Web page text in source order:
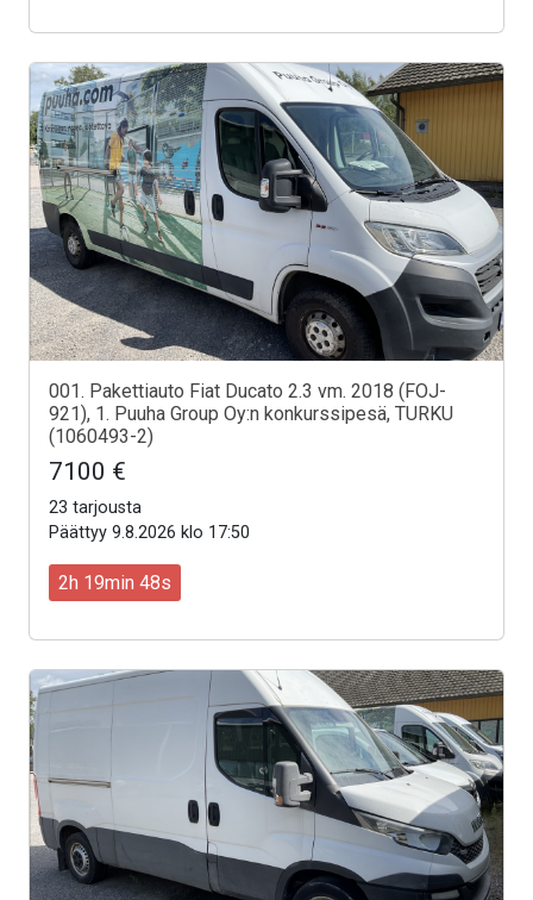
001. Pakettiauto Fiat Ducato 2.3 vm. 2018 (FOJ-
921), 1. Puuha Group Oy:n konkurssipesä, TURKU
(1060493-2)
7100 €
23 tarjousta
Päättyy 9.8.2026 klo 17:50
2h 19min 46s